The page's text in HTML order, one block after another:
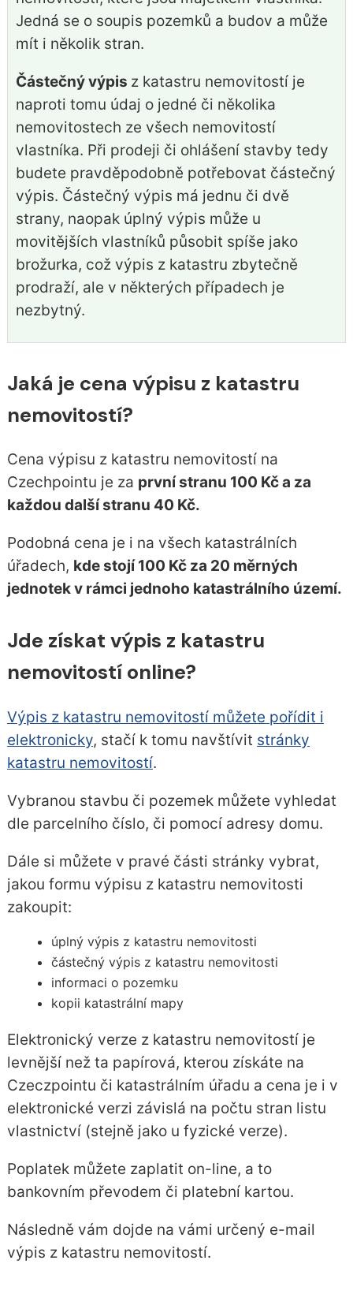
Jedná se o soupis pozemků a budov a může
mít i několik stran.
Částečný výpis z katastru nemovitostí je
naproti tomu údaj o jedné či několika
nemovitostech ze všech nemovitostí
vlastníka. Při prodeji či ohlášení stavby tedy
budete pravděpodobně potřebovat částečný
výpis. Částečný výpis má jednu či dvě
strany, naopak úplný výpis může u
movitějších vlastníků působit spíše jako
brožurka, což výpis z katastru zbytečně
prodraží, ale v některých případech je
nezbytný.
Jaká je cena výpisu z katastru
nemovitostí?
Cena výpisu z katastru nemovitostí na
Czechpointu je za první stranu 100 Kč a za
každou další stranu 40 Kč.
Podobná cena je i na všech katastrálních
úřadech, kde stojí 100 Kč za 20 měrných
jednotek v rámci jednoho katastrálního území.
Jde získat výpis z katastru
nemovitostí online?
Výpis z katastru nemovitostí můžete pořídit i
elektronicky, stačí k tomu navštívit stránky
katastru nemovitostí.
Vybranou stavbu či pozemek můžete vyhledat
dle parcelního číslo, či pomocí adresy domu.
Dále si můžete v pravé části stránky vybrat,
jakou formu výpisu z katastru nemovitosti
zakoupit:
úplný výpis z katastru nemovitosti
částečný výpis z katastru nemovitosti
informaci o pozemku
kopii katastrální mapy
Elektronický verze z katastru nemovitostí je
levnější než ta papírová, kterou získáte na
Czeczpointu či katastrálním úřadu a cena je i v
elektronické verzi závislá na počtu stran listu
vlastnictví (stejně jako u fyzické verze).
Poplatek můžete zaplatit on-line, a to
bankovním převodem či platební kartou.
Následně vám dojde na vámi určený e-mail
výpis z katastru nemovitostí.